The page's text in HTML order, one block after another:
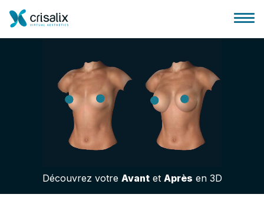
Accueil chirurgiens
Plateforme commerciale 3D
Forfait
Découvrez votre Avantet Après en 3D